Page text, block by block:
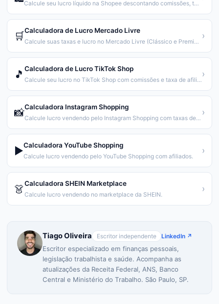
Calcule seu lucro líquido na Shopee descontando comissões, taxas fixas e custos. Atualizado 2026.
🛒Calculadora de Lucro Mercado Livre
Calcule suas taxas e lucro no Mercado Livre (Clássico e Premium).
›
🎵 Calculadora de Lucro TikTok Shop
Calcule seu lucro no TikTok Shop com comissões e taxa de afiliado.
›
📸Calculadora Instagram Shopping
Calcule lucro vendendo pelo Instagram Shopping com taxas de pagamento.
›
▶️Calculadora YouTube Shopping
Calcule lucro vendendo pelo YouTube Shopping com afiliados.
›
👗Calculadora SHEIN Marketplace
Calcule lucro vendendo no marketplace da SHEIN.
›
Tiago Oliveira Escritor independente LinkedIn ↗
Escritor especializado em finanças pessoais,
legislação trabalhista e saúde. Acompanha as
atualizações da Receita Federal, ANS, Banco
Central e Ministério do Trabalho. São Paulo, SP.